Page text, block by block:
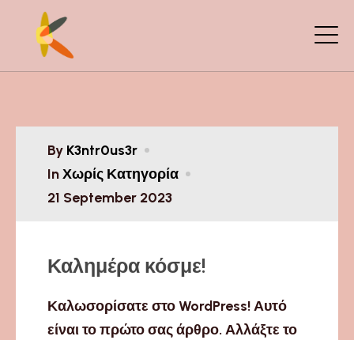
By K3ntr0us3r
InΧωρίς Κατηγορία
21 September 2023
Καλημέρα κόσμε!
Καλωσορίσατε στο WordPress! Αυτό
είναι το πρώτο σας άρθρο. Αλλάξτε το